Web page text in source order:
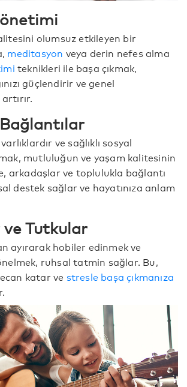
olumsuz etkileyen bir
meditasyon veya derin nefes alma
teknikleri ile başa çıkmak,
güçlendirir ve genel
ve sağlıklı sosyal
mutluluğun ve yaşam kalitesinin
arkadaşlar ve toplulukla bağlantı
destek sağlar ve hayatınıza anlam
Tutkular
ayırarak hobiler edinmek ve
ruhsal tatmin sağlar. Bu,
katar ve stresle başa çıkmanıza